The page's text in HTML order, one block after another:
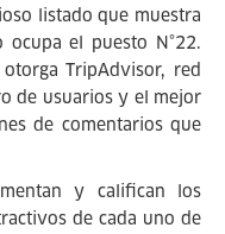
listado que muestra
el puesto N°22.
TripAdvisor, red
de usuarios y el mejor
de comentarios que
y califican los
de cada uno de